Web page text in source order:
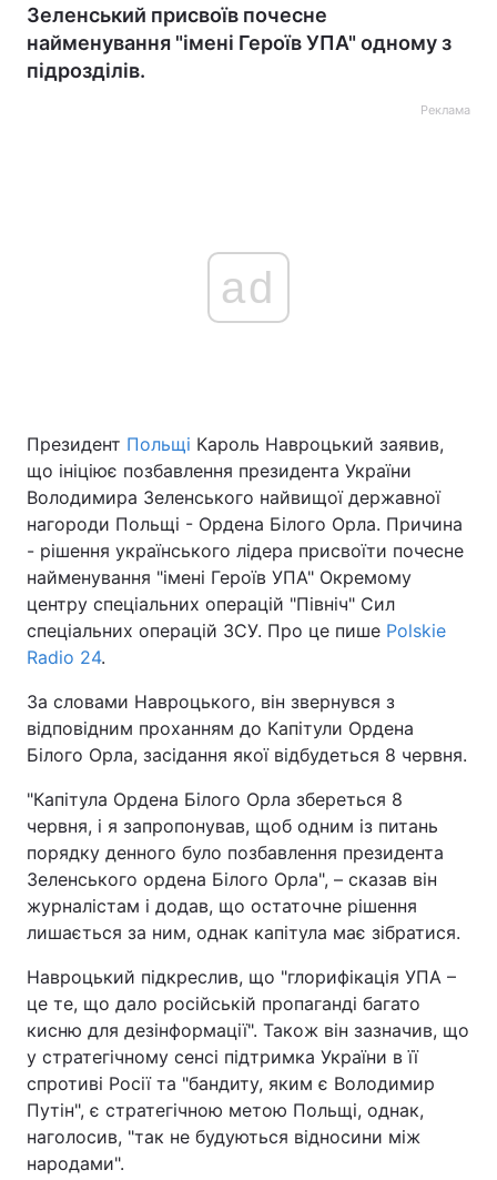
Зеленський присвоїв почесне
найменування "імені Героїв УПА" одному з
підрозділів.
Реклама
ad
Президент Польщі Кароль Навроцький заявив,
що ініціює позбавлення президента України
Володимира Зеленського найвищої державної
нагороди Польщі - Ордена Білого Орла. Причина
- рішення українського лідера присвоїти почесне
найменування "імені Героїв УПА" Окремому
центру спеціальних операцій "Північ" Сил
спеціальних операцій ЗСУ. Про це пише Polskie
Radio 24.
За словами Навроцького, він звернувся з
відповідним проханням до Капітули Ордена
Білого Орла, засідання якої відбудеться 8 червня.
"Капітула Ордена Білого Орла збереться 8
червня, і я запропонував, щоб одним із питань
порядку денного було позбавлення президента
Зеленського ордена Білого Орла", – сказав він
журналістам і додав, що остаточне рішення
лишається за ним, однак капітула має зібратися.
Навроцький підкреслив, що "глорифікація УПА –
це те, що дало російській пропаганді багато
кисню для дезінформації". Також він зазначив, що
у стратегічному сенсі підтримка України в її
спротиві Росії та "бандиту, яким є Володимир
Путін", є стратегічною метою Польщі, однак,
наголосив, "так не будуються відносини між
народами".